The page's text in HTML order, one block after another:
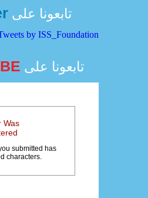
تابعونا على
by ISS_Foundation
تابعونا على